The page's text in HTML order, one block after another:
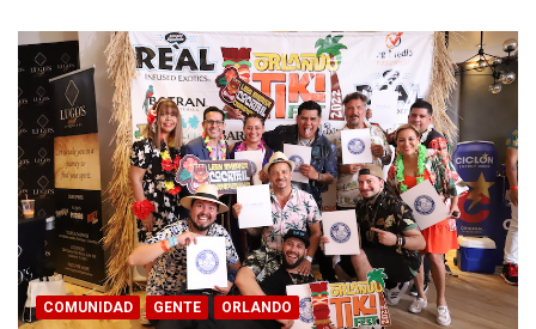
COMUNIDAD GENTE ORLANDO